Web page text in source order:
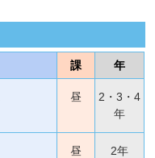
課 年
昼
2・3・4
年
昼 2年